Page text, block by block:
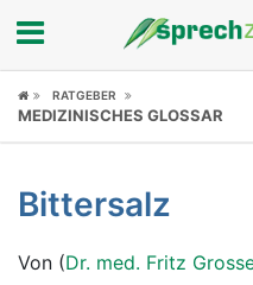
Fokus
Symptome
Untersuchungen
RATGEBER
MEDIZINISCHES GLOSSAR
Bittersalz
Von (Dr. med. Fritz